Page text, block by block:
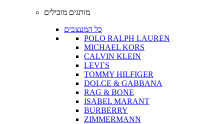
מותגים מובילים
כל המעצבים
POLO RALPH LAUREN
MICHAEL KORS
CALVIN KLEIN
LEVI`S
TOMMY HILFIGER
DOLCE & GABBANA
RAG & BONE
ISABEL MARANT
BURBERRY
ZIMMERMANN